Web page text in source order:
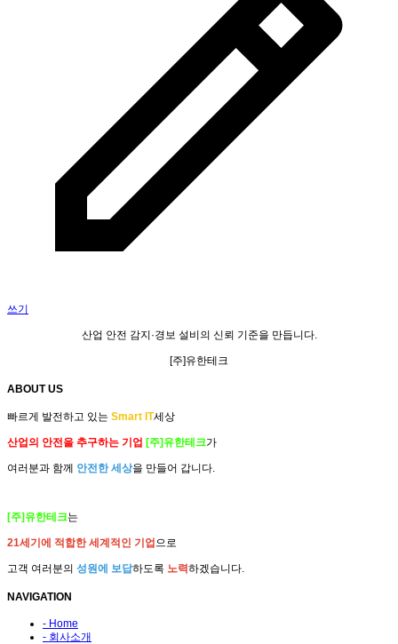
쓰기
산업 안전 감지·경보 설비의 신뢰 기준을 만듭니다.
[주]유한테크
ABOUT US
빠르게 발전하고 있는 Smart IT세상
산업의 안전을 추구하는 기업 [주]유한테크가
여러분과 함께 안전한 세상을 만들어 갑니다.
[주]유한테크는
21세기에 적합한 세계적인 기업 으로
고객 여러분의 성원에 보답하도록 노력하겠습니다.
NAVIGATION
- Home
- 회사소개